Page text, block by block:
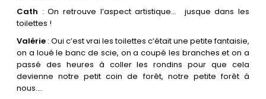
Cath : On retrouve l’aspect artistique… jusque dans les
toilettes !
Valérie: Oui c’est vrai les toilettes c’était une petite fantaisie,
on a loué le banc de scie, on a coupé les branches et on a
passé des heures à coller les rondins pour que cela
devienne notre petit coin de forêt, notre petite forêt à
nous….